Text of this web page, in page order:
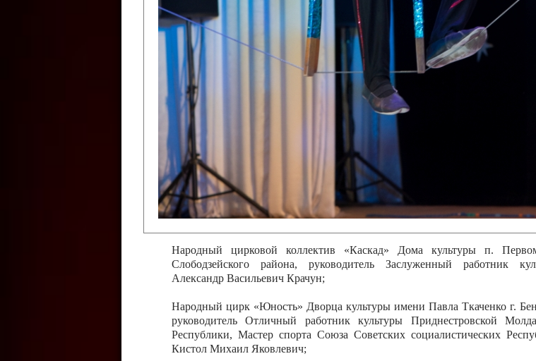
Народный цирковой коллектив «Энтузиасты» Дома культуры с.
Григориопольского района, руководитель Отличный работник
Приднестровской Молдавской Республики Пётр Петрович Дижмару;
Народный цирковой коллектив «Сперанца» Дома культуры посёлка
Слободзейского района, руководитель Отличный работник
Приднестровской Молдавской Республики Анжела
Казавчинская;
Образцовый эстрадно-цирковой коллектив «Алегро» Дома детско
творчества с. Чобручи, Слободзейского района, руководитель Хачатурян
Владимирович;
Образцовый цирковой коллектив «Радуга» Городской дворец
Тирасполь, руководитель Отличный работник культуры
Молдавской Республики Николай Юрьевич Елистратов;
Народный цирковой коллектив «Каскад» Дома культуры п.
Слободзейского района, руководитель Заслуженный работник
Александр Васильевич Крачун;
Народный цирк «Юность» Дворца культуры имени Павла Ткаченко г.
руководитель Отличный работник культуры Приднестровской
Республики, Мастер спорта Союза Советских социалистических
Кистол Михаил Яковлевич;